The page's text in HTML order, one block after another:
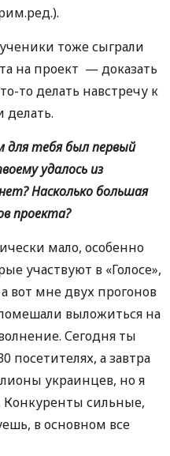
тоже сыграли
на проект — доказать
то делать навстречу к
делать.
тебя был первый
удалось из
Насколько большая
проекта?
мало, особенно
участвуют в «Голосе»,
вот мне двух прогонов
выложиться на
Сегодня ты
посетителях, а завтра
украинцев, но я
Конкуренты сильные,
в основном все